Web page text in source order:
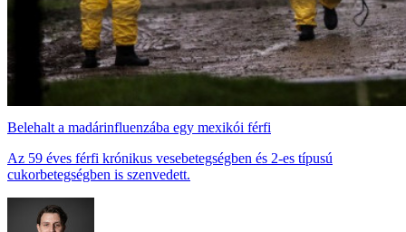
Belehalt a madárinfluenzába egy mexikói férfi
Az 59 éves férfi krónikus vesebetegségben és 2-es típusú
cukorbetegségben is szenvedett.